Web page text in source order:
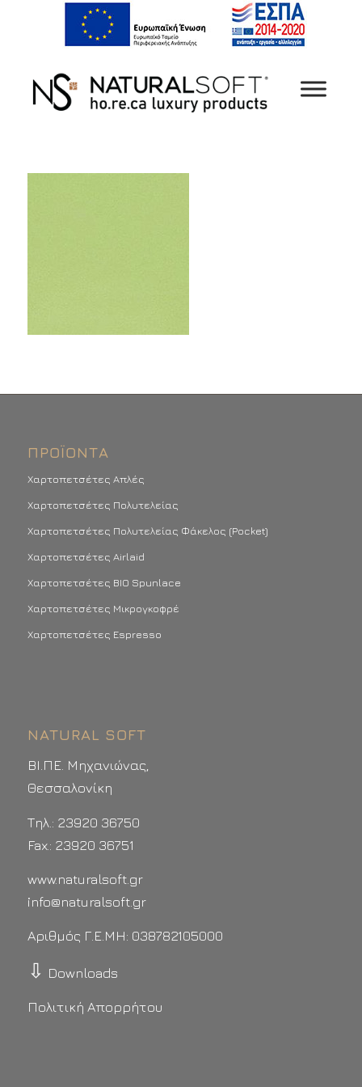
ΠΡΟΪΌΝΤΑ
Χαρτοπετσέτες Απλές
Χαρτοπετσέτες Πολυτελείας
Χαρτοπετσέτες Πολυτελείας Φάκελος (Pocket)
Χαρτοπετσέτες Airlaid
Χαρτοπετσέτες BIO Spunlace
Χαρτοπετσέτες Μικρογκοφρέ
Χαρτοπετσέτες Espresso
NATURAL SOFT
ΒΙ.ΠΕ. Μηχανιώνας,
Θεσσαλονίκη
Τηλ.: 23920 36750
Fax.: 23920 36751
www.naturalsoft.gr
info@naturalsoft.gr
Αριθμός Γ.Ε.ΜΗ: 038782105000
⇩ Downloads
Πολιτική Απορρήτου